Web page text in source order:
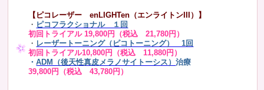
【ピコレーザー enLIGHTen（エンライトンIII）】
・ ピコフラクショナル １回
初回トライアル 19,800円（税込 21,780円）
・ レーザートーニング（ピコトーニング） 1回
初回トライアル10,800円（税込 11,880円）
・ADM（後天性真皮メラノサイトーシス）治療
39,800円（税込 43,780円）